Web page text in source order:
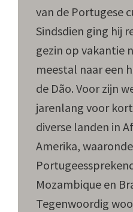
van de Portugese
Sindsdien ging hij
gezin op vakantie
meestal naar een
de Dão. Voor zijn
jarenlang voor
diverse landen in
Amerika,
Mozambique en
Tegenwoordig